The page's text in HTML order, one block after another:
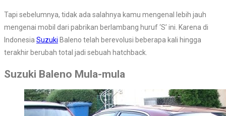
Tapi sebelumnya, tidak ada salahnya kamu mengenal lebih jauh
mengenai mobil dari pabrikan berlambang huruf ‘S’ ini. Karena di
Indonesia Suzuki Baleno telah berevolusi beberapa kali hingga
terakhir berubah total jadi sebuah hatchback.
Suzuki Baleno Mula-mula